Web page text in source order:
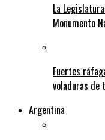
La
Monumento
Fuertes
voladuras de
Argentina